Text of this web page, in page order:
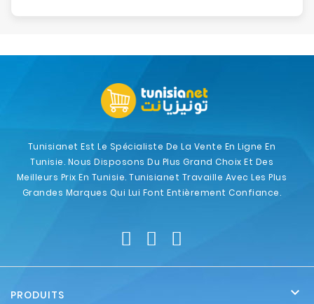
Tunisianet Est Le Spécialiste De La Vente En Ligne En
Tunisie. Nous Disposons Du Plus Grand Choix Et Des
Meilleurs Prix En Tunisie. Tunisianet Travaille Avec Les Plus
Grandes Marques Qui Lui Font Entièrement Confiance.
PRODUITS 